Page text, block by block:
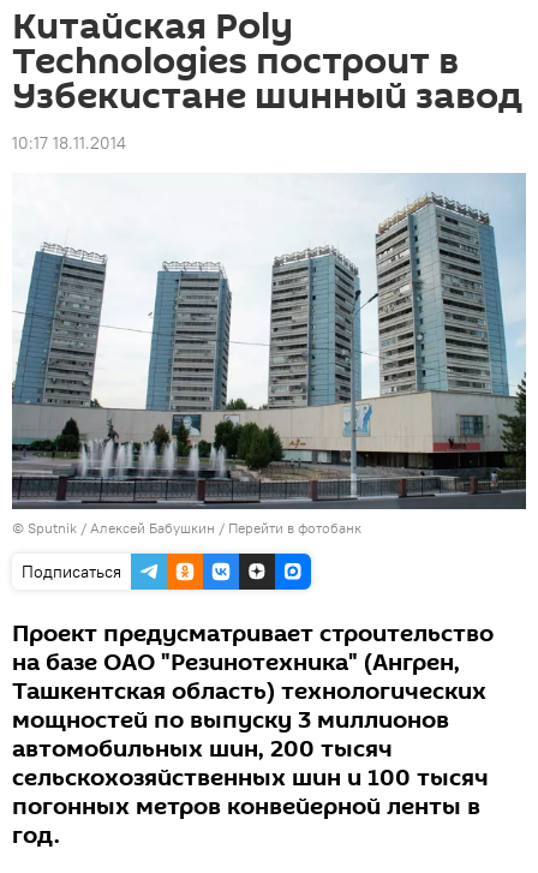
Китайская Poly
Technologies построит в
Узбекистане шинный завод
10:17 18.11.2014
© Sputnik / Алексей Бабушкин / Перейти в фотобанк
Подписаться
Проект предусматривает строительство
на базе ОАО "Резинотехника" (Ангрен,
Ташкентская область) технологических
мощностей по выпуску 3 миллионов
автомобильных шин, 200 тысяч
сельскохозяйственных шин и 100 тысяч
погонных метров конвейерной ленты в
год.